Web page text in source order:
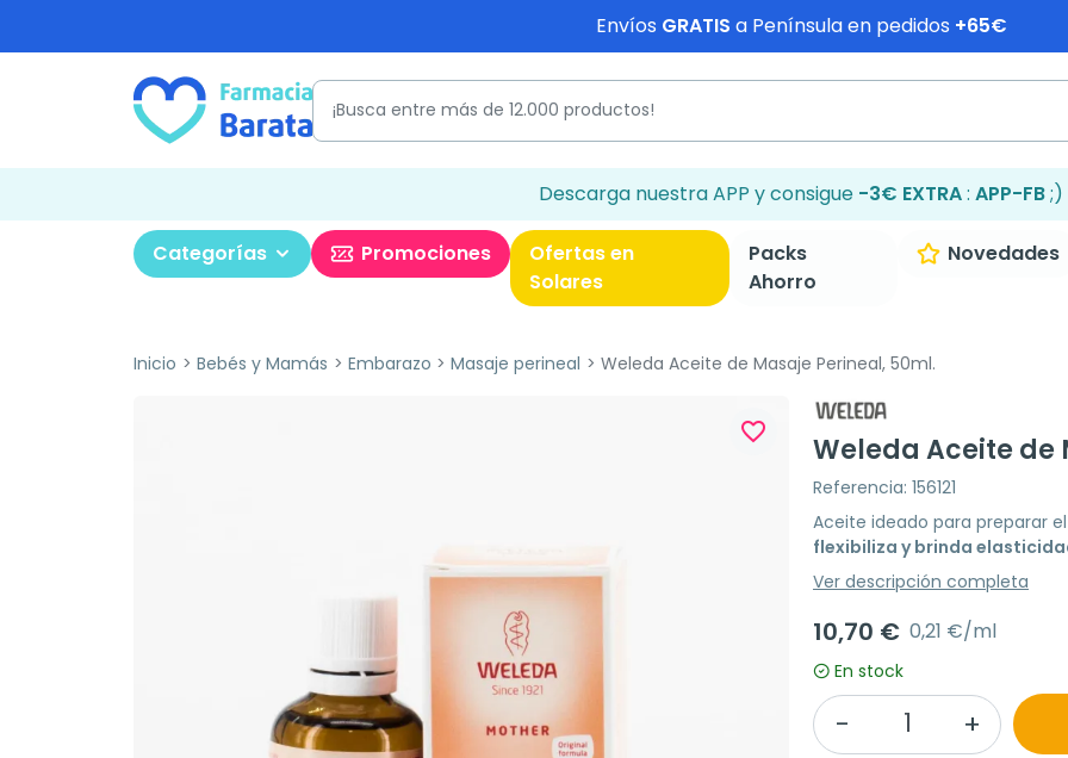
Envíos GRATIS a Península en pedidos +65€
Descarga nuestra APP y consigue -3€ EXTRA: APP-FB;)
Categorías Promociones
Ofertas en
Solares
Packs
Ahorro
Novedades
Inicio Bebés y Mamás Embarazo Masaje perineal Weleda Aceite de Masaje Perineal, 50ml.
favorite_border
Weleda Aceite de
Referencia: 156121
Aceite ideado para preparar
flexibiliza y brinda
Ver descripción completa
10,70 € 0,21 €/ml
En stock